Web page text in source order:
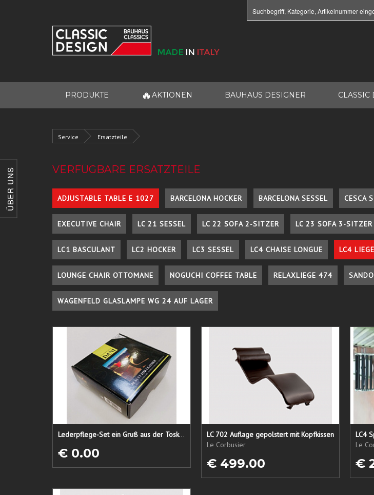
ÜBER UNS
PRODUKTE 🔥 AKTIONEN BAUHAUS DESIGNER CLASSIC
Service Ersatzteile
VERFÜGBARE ERSATZTEILE
ADJUSTABLE TABLE E 1027 BARCELONA HOCKER BARCELONA SESSEL CESCA
EXECUTIVE CHAIR LC 21 SESSEL LC 22 SOFA 2-SITZER LC 23 SOFA 3-SITZER
LC1 BASCULANT LC2 HOCKER LC3 SESSEL LC4 CHAISE LONGUE LC4 LIEGE
LOUNGE CHAIR OTTOMANE NOGUCHI COFFEE TABLE RELAXLIEGE 474
WAGENFELD GLASLAMPE WG 24 AUF LAGER
Lederpflege-Set ein Gruß aus der Toskana...
€ 0.00
LC 702 Auflage gepolstert mit Kopfkissen
Le Corbusier
€ 499.00
LC4
Le
€